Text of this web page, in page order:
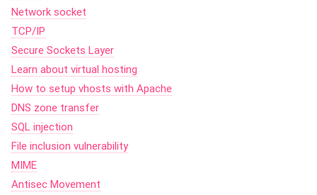
Network socket
TCP/IP
Secure Sockets Layer
Learn about virtual hosting
How to setup vhosts with Apache
DNS zone transfer
SQL injection
File inclusion vulnerability
MIME
Antisec Movement